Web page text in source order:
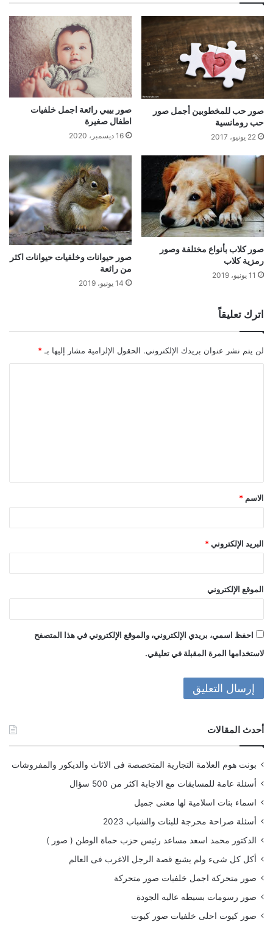
صور حب للمخطوبين أجمل صور
حب رومانسية
22 يونيو، 2017
صور بيبي رائعة اجمل خلفيات
اطفال صغيرة
16 ديسمبر، 2020
صور كلاب بأنواع مختلفة وصور
رمزية كلاب
11 يونيو، 2019
صور حيوانات وخلفيات حيوانات اكثر
من رائعة
14 يونيو، 2019
اترك تعليقاً
لن يتم نشر عنوان بريدك الإلكتروني. الحقول الإلزامية مشار إليها بـ *
ق
*
الاسم *
البريد الإلكتروني *
الموقع الإلكتروني
احفظ اسمي، بريدي الإلكتروني، والموقع الإلكتروني في هذا المتصفح
لاستخدامها المرة المقبلة في تعليقي.
أحدث المقالات
بونت هوم العلامة التجارية المتخصصة فى الاثاث والديكور والمفروشات
أسئلة عامة للمسابقات مع الاجابة اكثر من 500 سؤال
اسماء بنات اسلامية لها معنى جميل
أسئلة صراحة محرجة للبنات والشباب 2023
الدكتور محمد اسعد مساعد رئيس حزب حماة الوطن ( صور )
أكل كل شىء ولم يشبع قصة الرجل الاغرب فى العالم
صور متحركة اجمل خلفيات صور متحركة
صور رسومات بسيطه عاليه الجودة
صور كيوت احلى خلفيات صور كيوت